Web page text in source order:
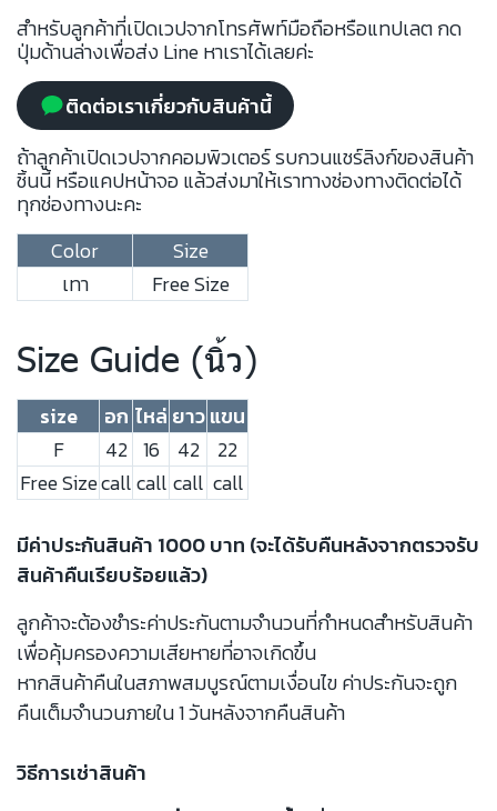
สำหรับลูกค้าที่เปิดเวปจากโทรศัพท์มือถือหรือแทปเลต กด
ปุ่มด้านล่างเพื่อส่ง Line หาเราได้เลยค่ะ
ติดต่อเราเกี่ยวกับสินค้านี้
ถ้าลูกค้าเปิดเวปจากคอมพิวเตอร์ รบกวนแชร์ลิงก์ของสินค้า
ชิ้นนี้ หรือแคปหน้าจอ แล้วส่งมาให้เราทางช่องทางติดต่อได้
ทุกช่องทางนะคะ
Color
Size
เทา
Free Size
Size Guide (นิ้ว)
size อก ไหล่ ยาว แขน
F
42 16 42
22
Free Sizecallcall call call
มีค่าประกันสินค้า 1000 บาท (จะได้รับคืนหลังจากตรวจรับ
สินค้าคืนเรียบร้อยแล้ว)
ลูกค้าจะต้องชำระค่าประกันตามจำนวนที่กำหนดสำหรับสินค้า
เพื่อคุ้มครองความเสียหายที่อาจเกิดขึ้น
หากสินค้าคืนในสภาพสมบูรณ์ตามเงื่อนไข ค่าประกันจะถูก
คืนเต็มจำนวนภายใน 1 วันหลังจากคืนสินค้า
วิธีการเช่าสินค้า